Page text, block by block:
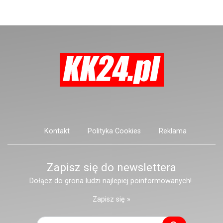
Kontakt Polityka Cookies Reklama
Zapisz się do newslettera
Dołącz do grona ludzi najlepiej poinformowanych!
Zapisz się »